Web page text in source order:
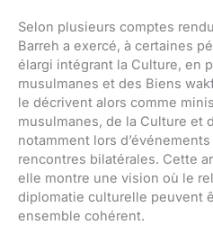
Selon plusieurs comptes
Barreh a exercé, à certaines
élargi intégrant la Culture, en
musulmanes et des Biens
le décrivent alors comme
musulmanes, de la Culture et
notamment lors
rencontres bilatérales. Cette
elle montre une vision où le
diplomatie culturelle peuvent
ensemble cohérent.